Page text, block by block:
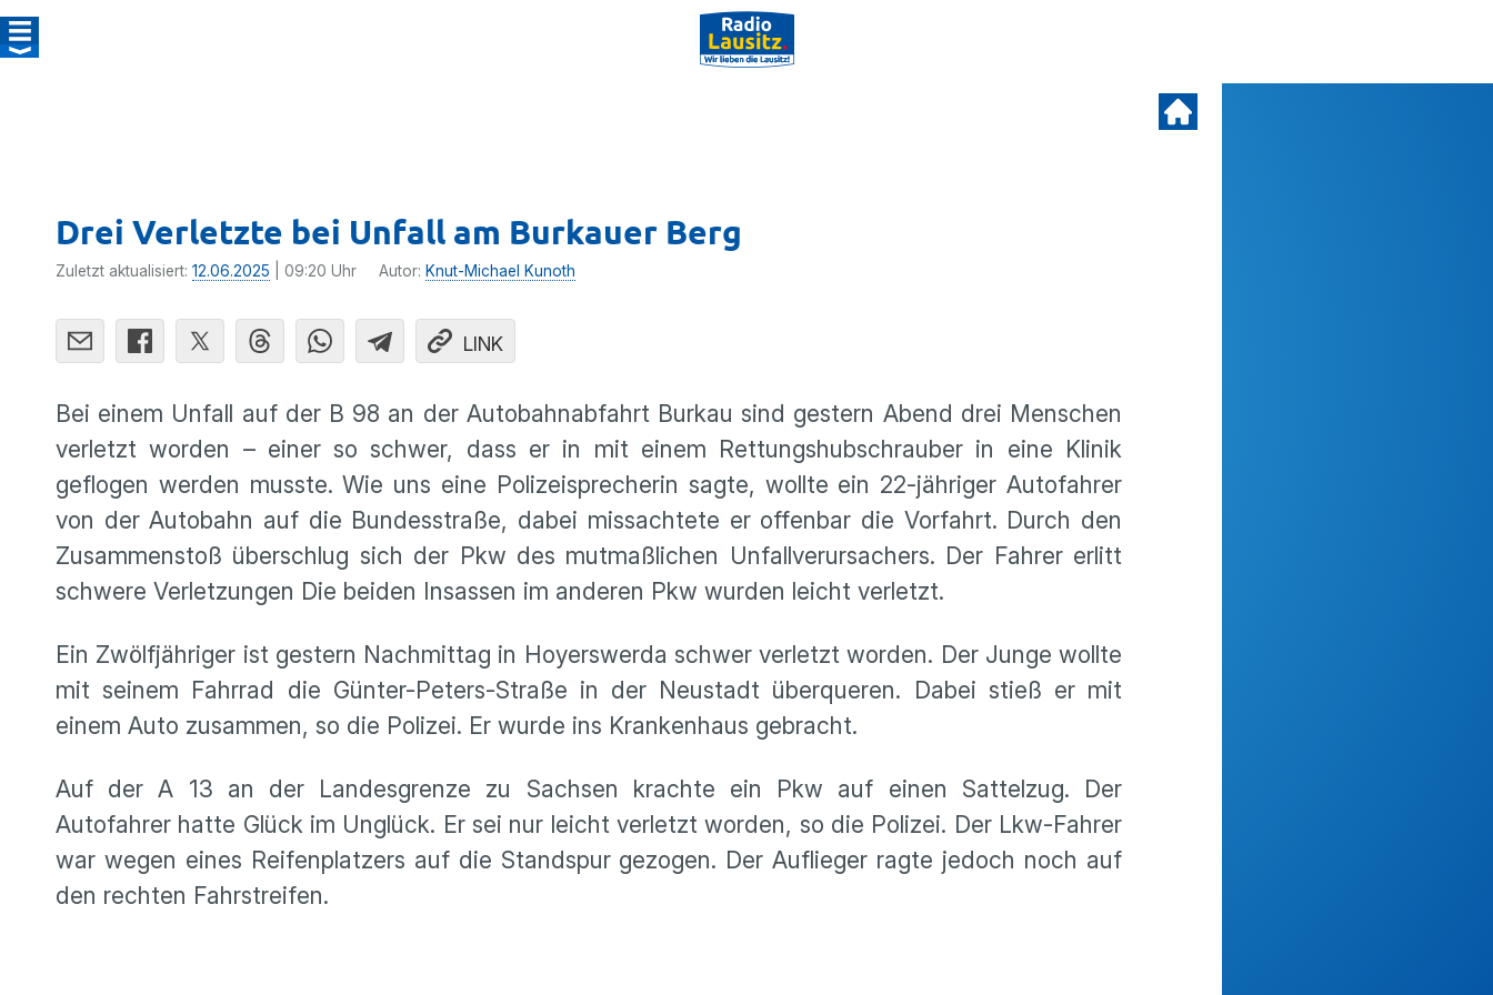
Drei Verletzte bei Unfall am Burkauer Berg
Zuletzt aktualisiert: 12.06.2025 | 09:20 Uhr Autor: Knut-Michael Kunoth
LINK
Bei einem Unfall auf der B 98 an der Autobahnabfahrt Burkau sind gestern Abend drei Menschen
verletzt worden – einer so schwer, dass er in mit einem Rettungshubschrauber in eine Klinik
geflogen werden musste. Wie uns eine Polizeisprecherin sagte, wollte ein 22-jähriger Autofahrer
von der Autobahn auf die Bundesstraße, dabei missachtete er offenbar die Vorfahrt. Durch den
Zusammenstoß überschlug sich der Pkw des mutmaßlichen Unfallverursachers. Der Fahrer erlitt
schwere Verletzungen Die beiden Insassen im anderen Pkw wurden leicht verletzt.
Ein Zwölfjähriger ist gestern Nachmittag in Hoyerswerda schwer verletzt worden. Der Junge wollte
mit seinem Fahrrad die Günter-Peters-Straße in der Neustadt überqueren. Dabei stieß er mit
einem Auto zusammen, so die Polizei. Er wurde ins Krankenhaus gebracht.
Auf der A 13 an der Landesgrenze zu Sachsen krachte ein Pkw auf einen Sattelzug. Der
Autofahrer hatte Glück im Unglück. Er sei nur leicht verletzt worden, so die Polizei. Der Lkw-Fahrer
war wegen eines Reifenplatzers auf die Standspur gezogen. Der Auflieger ragte jedoch noch auf
den rechten Fahrstreifen.